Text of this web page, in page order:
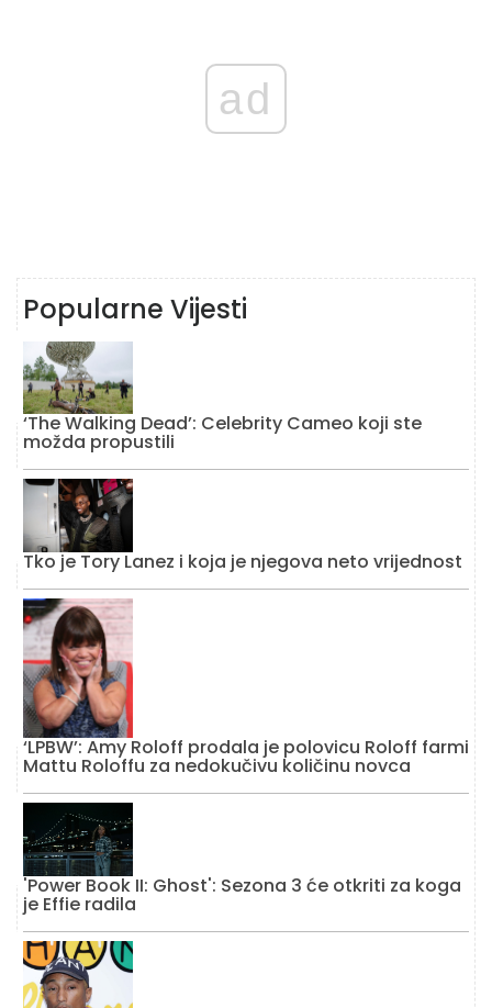
ad
Popularne Vijesti
‘The Walking Dead’: Celebrity Cameo koji ste
možda propustili
Tko je Tory Lanez i koja je njegova neto vrijednost
‘LPBW’: Amy Roloff prodala je polovicu Roloff farmi
Mattu Roloffu za nedokučivu količinu novca
'Power Book II: Ghost': Sezona 3 će otkriti za koga
je Effie radila